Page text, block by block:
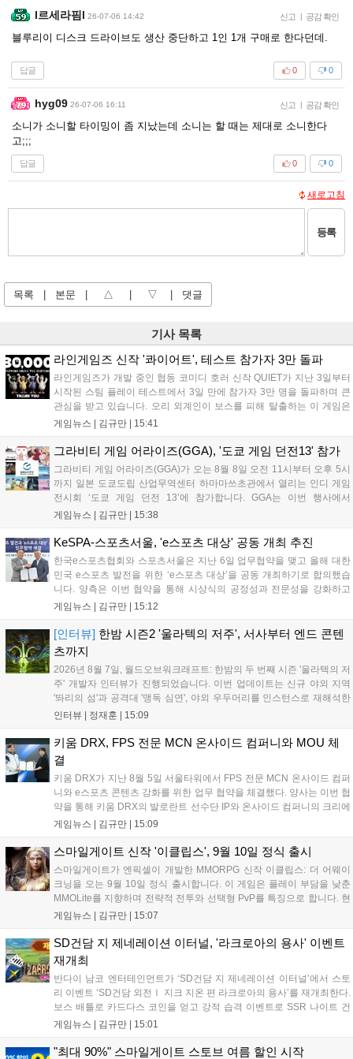
I르세라핌l 26-07-06 14:42 신고 | 공감 확인
블루리이 디스크 드라이브도 생산 중단하고 1인 1개 구매로 한다던데.
답글 0
0
hyg09 26-07-06 16:11 신고 | 공감 확인
소니가 소니할 타이밍이 좀 지났는데 소니는 할 때는 제대로 소니한다
고;;;
답글 0
0
새로고침
등록
목록 본문 △ ▽ 댓글
기사 목록
라인게임즈 신작 '콰이어트', 테스트 참가자 3만 돌파
라인게임즈가 개발 중인 협동 코미디 호러 신작 QUIET가 지난 3일부터
시작된 스팀 플레이 테스트에서 3일 만에 참가자 3만 명을 돌파하며 큰
관심을 받고 있습니다. 오리 외계인이 보스를 피해 탈출하는 이 게임은
최대 4인 협동을 지원하며, 소음 관리와 물리 법칙을 활용한 전략적 플레
을 개선 중이며, 상세 정보는 스팀 페이지에서 확인 가능합니다....
게임뉴스 | 김규만 | 15:41
그라비티 게임 어라이즈(GGA), '도쿄 게임 던전13' 참가
그라비티 게임 어라이즈(GGA)가 오는 8월 8일 오전 11시부터 오후 5시
까지 일본 도쿄도립 산업무역센터 하마마쓰초관에서 열리는 인디 게임
전시회 ‘도쿄 게임 던전 13’에 참가합니다. GGA는 이번 행사에서
‘JALECO ARCADE COLLECTION’ 시리즈의 미공개 작품 12종을 최초
입니다. 시연 참여 관람객에게는 선착순으로 특별 굿즈를 증정하며, 인
게임뉴스 | 김규만 | 15:38
KeSPA-스포츠서울, 'e스포츠 대상' 공동 개최 추진
한국e스포츠협회와 스포츠서울은 지난 6일 업무협약을 맺고 올해 대한
민국 e스포츠 발전을 위한 ‘e스포츠 대상’을 공동 개최하기로 합의했습
니다. 양측은 이번 협약을 통해 시상식의 공정성과 전문성을 강화하고
MZ세대를 겨냥한 미디어 영향력을 확대해 e스포츠 전 종목을 아우르는
되는 이번 시상식이 e스포츠의 성과와 가치를 널리 알리는 권위 있는 행
사가 되도록 노력하겠다고 밝혔습니다....
게임뉴스 | 김규만 | 15:12
[인터뷰] 한밤 시즌2 '울라텍의 저주', 서사부터 엔드 콘텐
츠까지
2026년 8월 7일, 월드오브워크래프트: 한밤의 두 번째 시즌 '울라텍의 저
주' 개발자 인터뷰가 진행되었습니다. 이번 업데이트는 신규 야외 지역
'똬리의 섬'과 공격대 '맹독 심연', 야외 우두머리를 인스턴스로 재해석한
'소굴'을 포함합니다. 개발진은 하우징 시스템 개선 및 신화+ 던전 로테이
를 표했습니다....
인터뷰 | 정재훈 | 15:09
키움 DRX, FPS 전문 MCN 온사이드 컴퍼니와 MOU 체
결
키움 DRX가 지난 8월 5일 서울타워에서 FPS 전문 MCN 온사이드 컴퍼
니와 e스포츠 콘텐츠 강화를 위한 업무 협약을 체결했다. 양사는 이번 협
약을 통해 키움 DRX의 발로란트 선수단 IP와 온사이드 컴퍼니의 크리에
이터 네트워크를 결합하여 정규 및 특별 콘텐츠를 공동 기획한다. 또한
오프라인 연계 프로그램을 순차적으로 선보이며 e스포츠 생태계 확장에
게임뉴스 | 김규만 | 15:09
스마일게이트 신작 '이클립스', 9월 10일 정식 출시
스마일게이트가 엔픽셀이 개발한 MMORPG 신작 이클립스: 더 어웨이
크닝을 오는 9월 10일 정식 출시합니다. 이 게임은 플레이 부담을 낮춘
MMOLite를 지향하며 전략적 전투와 선택형 PvP를 특징으로 합니다. 현
재 공식 홈페이지와 앱 마켓에서 사전등록을 진행 중이며 참여자에게는
주차별 스페셜 쿠폰과 한정 스킨, 경품 이벤트 등 풍성한 혜택을 마련해
이용자들의 기대를 모으고 있습니다....
게임뉴스 | 김규만 | 15:07
SD건담 지 제네레이션 이터널, '라크로아의 용사' 이벤트
재개최
반다이 남코 엔터테인먼트가 ‘SD건담 지 제네레이션 이터널’에서 스토
리 이벤트 ‘SD건담 외전Ⅰ 지크 지온 편 라크로아의 용사’를 재개최한다.
보스 배틀로 카드다스 코인을 얻고 강적 습격 이벤트로 SSR 나이트 건
담을 획득할 수 있다. 로그인 보너스로 최대 다이아 3,000개를 지급하며,
원 증정한다. 또한 9월 30일까지 공식 유튜브에서 특별 프로그램을 시청
게임뉴스 | 김규만 | 15:01
"최대 90%" 스마일게이트 스토브 여름 할인 시작